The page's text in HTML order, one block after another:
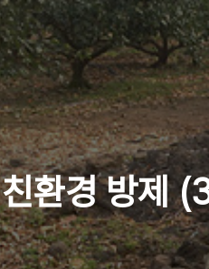
친환경 방제